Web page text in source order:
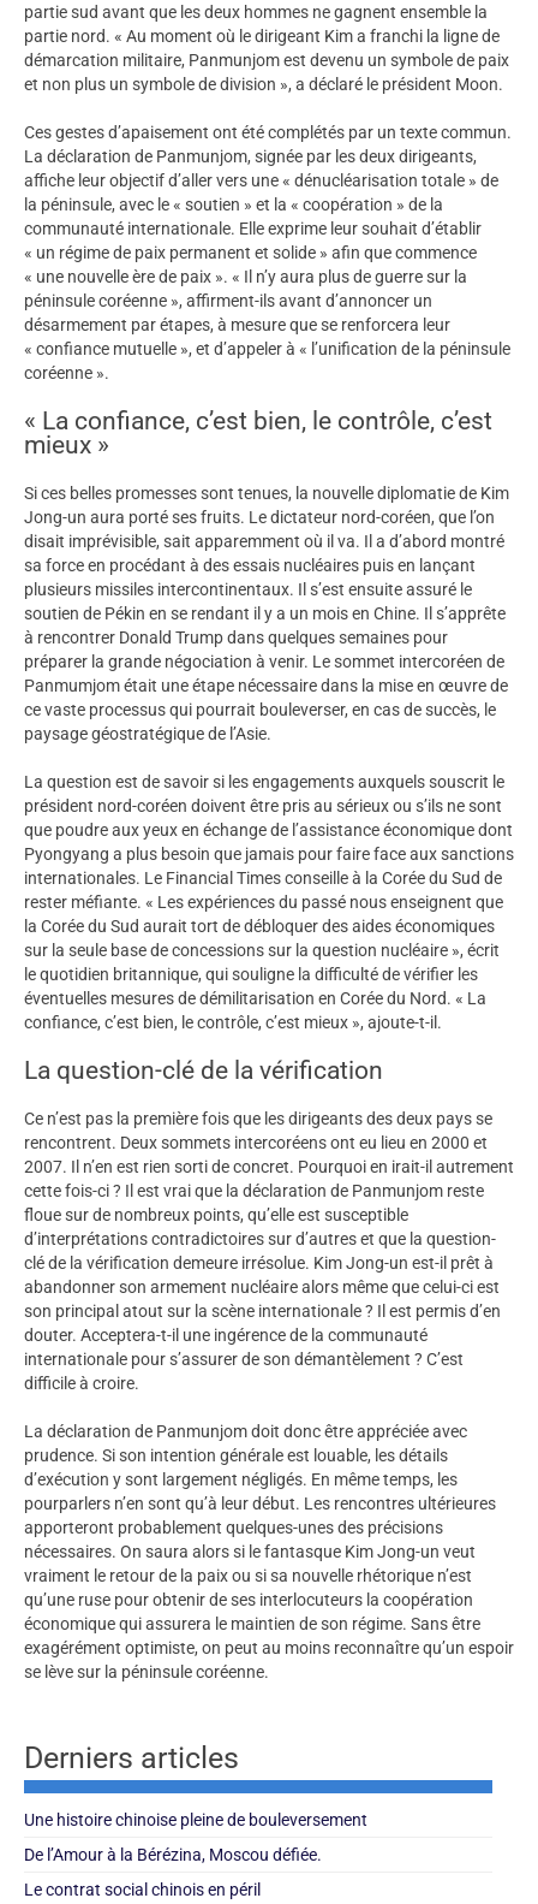
partie sud avant que les deux hommes ne gagnent ensemble la
partie nord. « Au moment où le dirigeant Kim a franchi la ligne de
démarcation militaire, Panmunjom est devenu un symbole de paix
et non plus un symbole de division », a déclaré le président Moon.
Ces gestes d’apaisement ont été complétés par un texte commun.
La déclaration de Panmunjom, signée par les deux dirigeants,
affiche leur objectif d’aller vers une « dénucléarisation totale » de
la péninsule, avec le « soutien » et la « coopération » de la
communauté internationale. Elle exprime leur souhait d’établir
« un régime de paix permanent et solide » afin que commence
« une nouvelle ère de paix ». « Il n’y aura plus de guerre sur la
péninsule coréenne », affirment-ils avant d’annoncer un
désarmement par étapes, à mesure que se renforcera leur
« confiance mutuelle », et d’appeler à « l’unification de la péninsule
coréenne ».
« La confiance, c’est bien, le contrôle, c’est
mieux »
Si ces belles promesses sont tenues, la nouvelle diplomatie de Kim
Jong-un aura porté ses fruits. Le dictateur nord-coréen, que l’on
disait imprévisible, sait apparemment où il va. Il a d’abord montré
sa force en procédant à des essais nucléaires puis en lançant
plusieurs missiles intercontinentaux. Il s’est ensuite assuré le
soutien de Pékin en se rendant il y a un mois en Chine. Il s’apprête
à rencontrer Donald Trump dans quelques semaines pour
préparer la grande négociation à venir. Le sommet intercoréen de
Panmumjom était une étape nécessaire dans la mise en œuvre de
ce vaste processus qui pourrait bouleverser, en cas de succès, le
paysage géostratégique de l’Asie.
La question est de savoir si les engagements auxquels souscrit le
président nord-coréen doivent être pris au sérieux ou s’ils ne sont
que poudre aux yeux en échange de l’assistance économique dont
Pyongyang a plus besoin que jamais pour faire face aux sanctions
internationales. Le Financial Times conseille à la Corée du Sud de
rester méfiante. « Les expériences du passé nous enseignent que
la Corée du Sud aurait tort de débloquer des aides économiques
sur la seule base de concessions sur la question nucléaire », écrit
le quotidien britannique, qui souligne la difficulté de vérifier les
éventuelles mesures de démilitarisation en Corée du Nord. « La
confiance, c’est bien, le contrôle, c’est mieux », ajoute-t-il.
La question-clé de la vérification
Ce n’est pas la première fois que les dirigeants des deux pays se
rencontrent. Deux sommets intercoréens ont eu lieu en 2000 et
2007. Il n’en est rien sorti de concret. Pourquoi en irait-il autrement
cette fois-ci ? Il est vrai que la déclaration de Panmunjom reste
floue sur de nombreux points, qu’elle est susceptible
d’interprétations contradictoires sur d’autres et que la question-
clé de la vérification demeure irrésolue. Kim Jong-un est-il prêt à
abandonner son armement nucléaire alors même que celui-ci est
son principal atout sur la scène internationale ? Il est permis d’en
douter. Acceptera-t-il une ingérence de la communauté
internationale pour s’assurer de son démantèlement ? C’est
difficile à croire.
La déclaration de Panmunjom doit donc être appréciée avec
prudence. Si son intention générale est louable, les détails
d’exécution y sont largement négligés. En même temps, les
pourparlers n’en sont qu’à leur début. Les rencontres ultérieures
apporteront probablement quelques-unes des précisions
nécessaires. On saura alors si le fantasque Kim Jong-un veut
vraiment le retour de la paix ou si sa nouvelle rhétorique n’est
qu’une ruse pour obtenir de ses interlocuteurs la coopération
économique qui assurera le maintien de son régime. Sans être
exagérément optimiste, on peut au moins reconnaître qu’un espoir
se lève sur la péninsule coréenne.
Derniers articles
Une histoire chinoise pleine de bouleversement
De l’Amour à la Bérézina, Moscou défiée.
Le contrat social chinois en péril